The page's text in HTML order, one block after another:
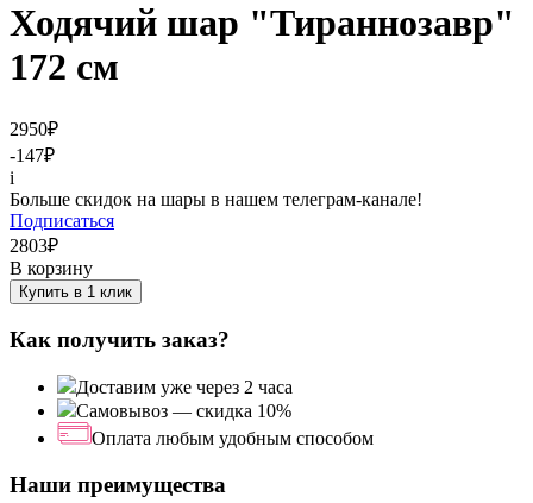
Ходячий шар "Тираннозавр"
172 см
2950₽
-147₽
i
Больше скидок на шары в нашем телеграм-канале!
Подписаться
2803₽
В корзину
Купить в 1 клик
Как получить заказ?
Доставим уже через 2 часа
Самовывоз — скидка 10%
Оплата любым удобным способом
Наши преимущества